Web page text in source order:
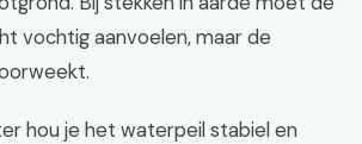
vochtig aanvoelen, maar de
hou je het waterpeil stabiel en